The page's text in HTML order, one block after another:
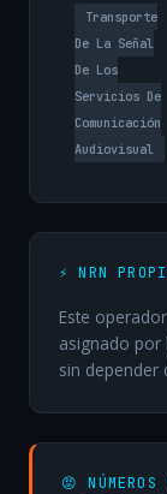
Transporte
De La Señal
De Los
Servicios De
Comunicación
Audiovisual
⚡ NRN
Este
asignado por
sin depender
😡 NÚMEROS